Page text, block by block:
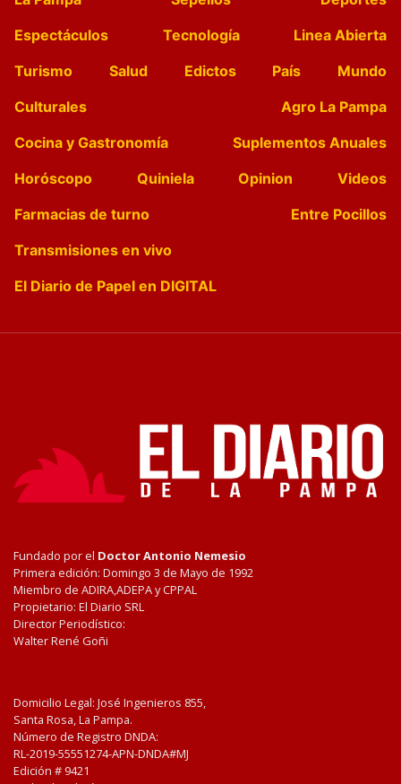
Espectáculos
Tecnología
Linea Abierta
Turismo
Salud Edictos País
Mundo
Culturales
Agro La Pampa
Cocina y Gastronomía
Suplementos Anuales
Horóscopo
Quiniela Opinion
Videos
Farmacias de turno
Entre Pocillos
Transmisiones en vivo
El Diario de Papel en DIGITAL
Fundado por el Doctor Antonio Nemesio
Primera edición: Domingo 3 de Mayo de 1992
Miembro de ADIRA,ADEPA y CPPAL
Propietario: El Diario SRL
Director Periodístico:
Walter René Goñi
Domicilio Legal: José Ingenieros 855,
Santa Rosa, La Pampa.
Número de Registro DNDA:
RL-2019-55551274-APN-DNDA#MJ
Edición # 9421